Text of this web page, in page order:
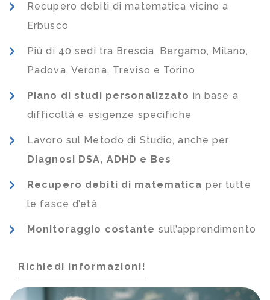
Recupero debiti di matematica vicino a
Erbusco
Più di 40 sedi tra Brescia, Bergamo, Milano,
Padova, Verona, Treviso e Torino
Piano di studi personalizzato in base a
difficoltà e esigenze specifiche
Lavoro sul Metodo di Studio, anche per
Diagnosi DSA, ADHD e Bes
Recupero debiti di matematica per tutte
le fasce d’età
Monitoraggio costante sull’apprendimento
Richiedi informazioni!